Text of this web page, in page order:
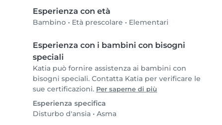
Esperienza con età
Bambino • Età prescolare • Elementari
Esperienza con i bambini con bisogni
speciali
Katia può fornire assistenza ai bambini con
bisogni speciali. Contatta Katia per verificare le
sue certificazioni. Per saperne di più
Esperienza specifica
Disturbo d'ansia • Asma